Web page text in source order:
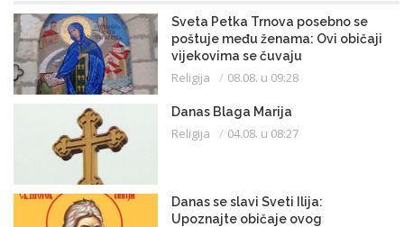
Sveta Petka Trnova posebno se
poštuje među ženama: Ovi običaji
vijekovima se čuvaju
Religija 08.08. u 09:28
Danas Blaga Marija
Religija 04.08. u 08:27
Danas se slavi Sveti Ilija:
Upoznajte običaje ovog